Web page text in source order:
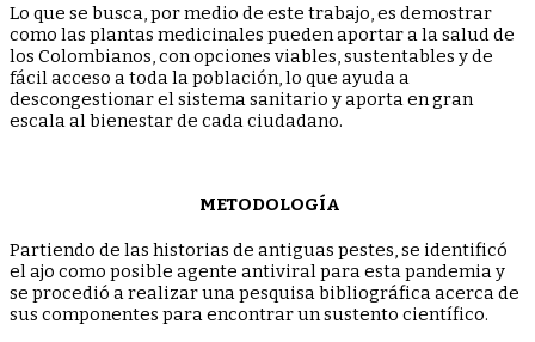
Lo que se busca, por medio de este trabajo, es demostrar
como las plantas medicinales pueden aportar a la salud de
los Colombianos, con opciones viables, sustentables y de
fácil acceso a toda la población, lo que ayuda a
descongestionar el sistema sanitario y aporta en gran
escala al bienestar de cada ciudadano.
METODOLOGÍA
Partiendo de las historias de antiguas pestes, se identificó
el ajo como posible agente antiviral para esta pandemia y
se procedió a realizar una pesquisa bibliográfica acerca de
sus componentes para encontrar un sustento científico.